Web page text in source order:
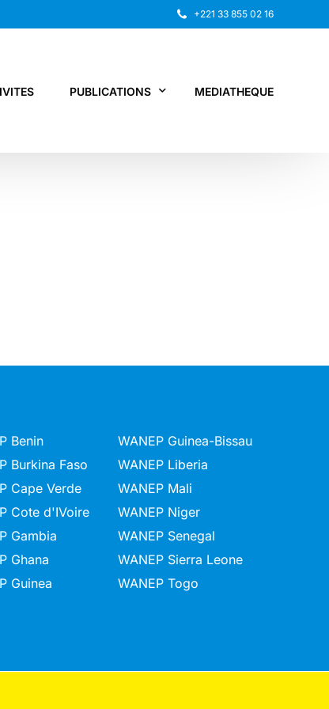
+221 33 855 02 16
PUBLICATIONS MEDIATHEQUE
Benin
Burkina Faso
Cape Verde
Cote d'IVoire
Gambia
Ghana
Guinea
WANEP Guinea-Bissau
WANEP Liberia
WANEP Mali
WANEP Niger
WANEP Senegal
WANEP Sierra Leone
WANEP Togo